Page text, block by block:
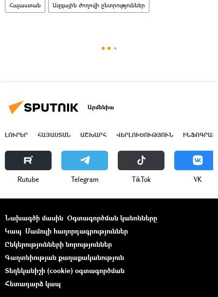
Հայաստան Ազգային ժողովի ընտրություններ
Արմենիա
ԼՈՒՐԵՐ ՀԱՅԱՍՏԱՆ ԱՇԽԱՐՀ ՎԵՐԼՈՒԾՈՒԹՅՈՒՆ
Rutube Telegram ТikТоk VK
Նախագծի մասին Օգտագործման կանոնները
Կապ Մամուլի հաղորդագրություններ
Ընկերությունների նորություններ
Գաղտնիության քաղաքականություն
Տեղեկանիշի (cookie) օգտագործման
Հետադարձ կապ